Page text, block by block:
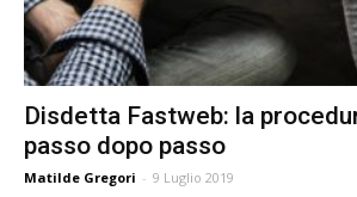
Disdetta Fastweb: la
passo dopo passo
Matilde Gregori - 9 Luglio 2019